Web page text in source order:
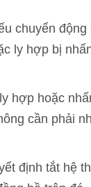
chuyển
ly hợp bị
hợp hoặc
cần phải
định tắt hệ